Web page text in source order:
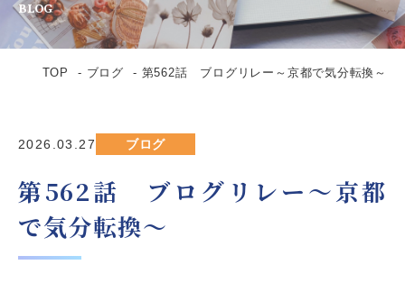
BLOG
TOP ブログ 第562話 ブログリレー～京都で気分転換～
2026.03.27 ブログ
第562話 ブログリレー～京都
で気分転換～